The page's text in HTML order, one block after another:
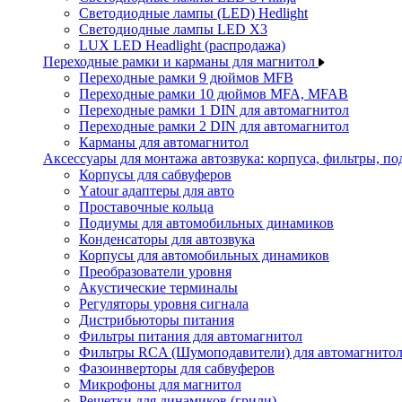
Светодиодные лампы (LED) Hedlight
Светодиодные лампы LED X3
LUX LED Headlight (распродажа)
Переходные рамки и карманы для магнитол
Переходные рамки 9 дюймов MFB
Переходные рамки 10 дюймов MFA, MFAB
Переходные рамки 1 DIN для автомагнитол
Переходные рамки 2 DIN для автомагнитол
Карманы для автомагнитол
Аксессуары для монтажа автозвука: корпуса, фильтры,
Корпусы для сабвуферов
Yаtour адаптеры для авто
Проставочные кольца
Подиумы для автомобильных динамиков
Конденсаторы для автозвука
Корпусы для автомобильных динамиков
Преобразователи уровня
Акустические терминалы
Регуляторы уровня сигнала
Дистрибьюторы питания
Фильтры питания для автомагнитол
Фильтры RCA (Шумоподавители) для автомагнитол
Фазоинверторы для сабвуферов
Микрофоны для магнитол